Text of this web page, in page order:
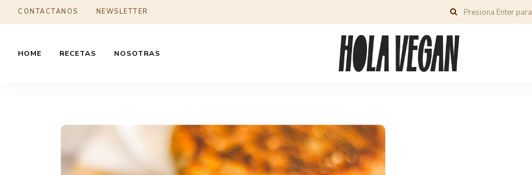
CONTACTANOS NEWSLETTER
HOME RECETAS NOSOTRAS